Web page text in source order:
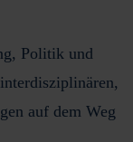
Politik und
auf dem Weg